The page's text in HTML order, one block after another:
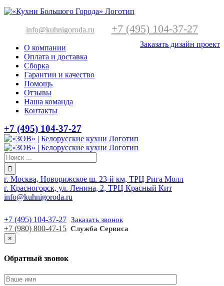
info@kuhnigoroda.ru +7 (495) 104-37-27
Заказать дизайн проект
О компании
Оплата и доставка
Сборка
Гарантии и качество
Помощь
Отзывы
Наша команда
Контакты
+7 (495) 104-37-27
г. Москва, Новорижское ш. 23-й км, ТРЦ Рига Молл
г. Красногорск, ул. Ленина, 2, ТРЦ Красный Кит
info@kuhnigoroda.ru
+7 (495) 104-37-27 Заказать звонок
+7 (980) 800-47-15 Служба Сервиса
×
Обратный звонок